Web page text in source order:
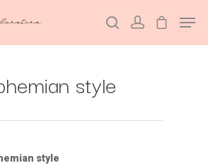
search or ESC to closestyle
style